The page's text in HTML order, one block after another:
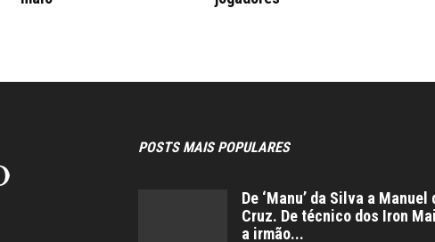
POSTS MAIS POPULARES
De ‘Manu’ da Silva a Manuel
Cruz. De técnico dos Iron
a irmão...